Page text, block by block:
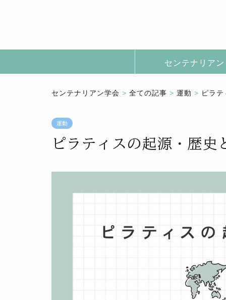
センテナリア
センテナリアン学会 > 全ての記事 > 運動 > ピラ
運動
ピラティスの起源・歴